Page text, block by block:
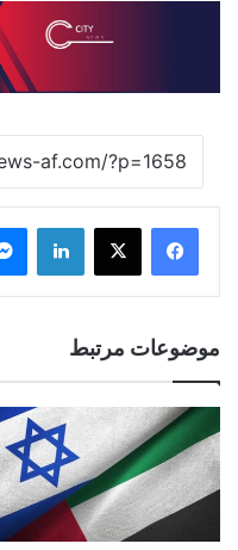
موضوعات مرتبط